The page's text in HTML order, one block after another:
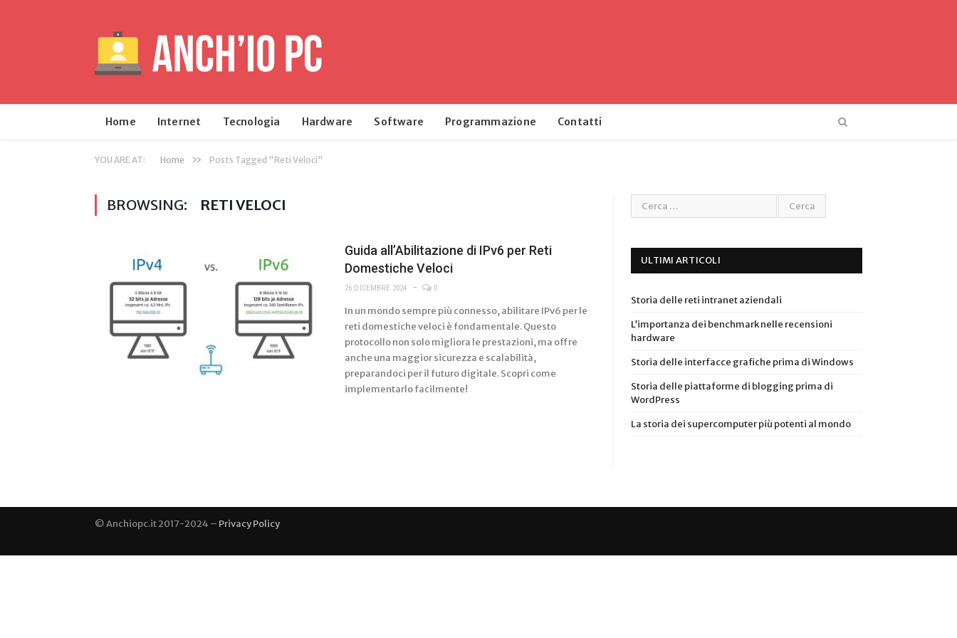
Home Internet Tecnologia Hardware Software Programmazione Contatti
YOU ARE AT: Home » Posts Tagged "Reti Veloci"
BROWSING: RETI VELOCI
Guida all’Abilitazione di IPv6 per Reti
Domestiche Veloci
26 DICEMBRE 2024 0
In un mondo sempre più connesso, abilitare IPv6 per le
reti domestiche veloci è fondamentale. Questo
protocollo non solo migliora le prestazioni, ma offre
anche una maggior sicurezza e scalabilità,
preparandoci per il futuro digitale. Scopri come
implementarlo facilmente!
ULTIMI ARTICOLI
Storia delle reti intranet aziendali
L’importanza dei benchmark nelle recensioni
hardware
Storia delle interfacce grafiche prima di Windows
Storia delle piattaforme di blogging prima di
WordPress
La storia dei supercomputer più potenti al mondo
© Anchiopc.it 2017-2024 – Privacy Policy